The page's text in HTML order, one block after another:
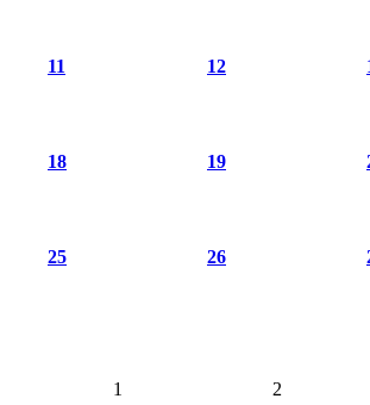
11 12
18 19
25 26
1
2